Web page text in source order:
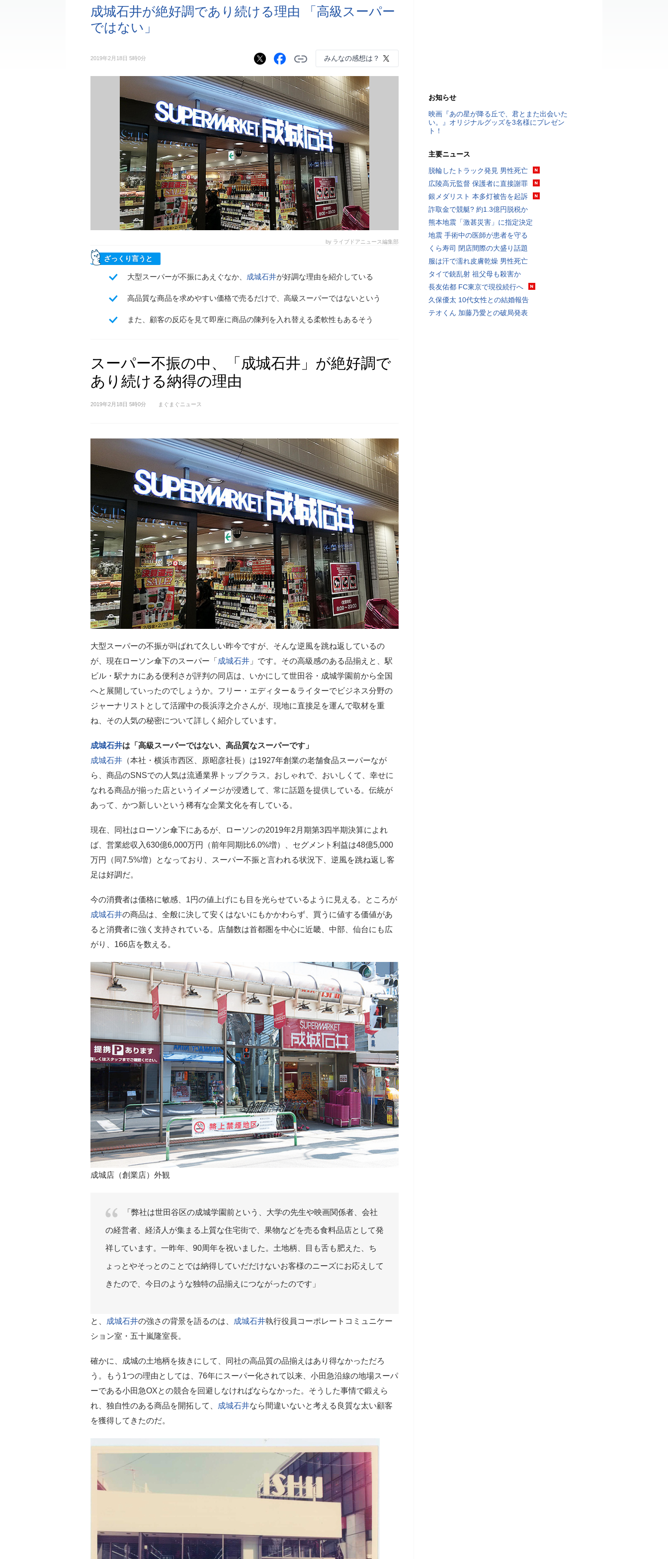
成城石井が絶好調であり続ける理由 「高級スーパー
ではない」
2019年2月18日 5時0分 みんなの感想は？
by ライブドアニュース編集部
ざっくり言うと
大型スーパーが不振にあえぐなか、 成城石井が好調な理由を紹介している
高品質な商品を求めやすい価格で売るだけで、高級スーパーではないという
また、顧客の反応を見て即座に商品の陳列を入れ替える柔軟性もあるそう
スーパー不振の中、「成城石井」が絶好調で
あり続ける納得の理由
2019年2月18日 5時0分 まぐまぐニュース
大型スーパーの不振が叫ばれて久しい昨今ですが、そんな逆風を跳ね返しているの
が、現在ローソン傘下のスーパー「 成城石井 」です。その高級感のある品揃えと、駅
ビル・駅ナカにある便利さが評判の同店は、いかにして世田谷・成城学園前から全国
へと展開していったのでしょうか。フリー・エディター＆ライターでビジネス分野の
ジャーナリストとして活躍中の長浜淳之介さんが、現地に直接足を運んで取材を重
ね、その人気の秘密について詳しく紹介しています。
成城石井は「高級スーパーではない、高品質なスーパーです」
成城石井 （本社・横浜市西区、原昭彦社長）は1927年創業の老舗食品スーパーなが
ら、商品のSNSでの人気は流通業界トップクラス。おしゃれで、おいしくて、幸せに
なれる商品が揃った店というイメージが浸透して、常に話題を提供している。伝統が
あって、かつ新しいという稀有な企業文化を有している。
現在、同社はローソン傘下にあるが、ローソンの2019年2月期第3四半期決算によれ
ば、営業総収入630億6,000万円（前年同期比6.0%増）、セグメント利益は48億5,000
万円（同7.5%増）となっており、スーパー不振と言われる状況下、逆風を跳ね返し客
足は好調だ。
今の消費者は価格に敏感、1円の値上げにも目を光らせているように見える。ところが
成城石井の商品は、全般に決して安くはないにもかかわらず、買うに値する価値があ
ると消費者に強く支持されている。店舗数は首都圏を中心に近畿、中部、仙台にも広
がり、166店を数える。
成城店（創業店）外観
「弊社は世田谷区の成城学園前という、大学の先生や映画関係者、会社
の経営者、経済人が集まる上質な住宅街で、果物などを売る食料品店として発
祥しています。一昨年、90周年を祝いました。土地柄、目も舌も肥えた、ち
ょっとやそっとのことでは納得していだだけないお客様のニーズにお応えして
きたので、今日のような独特の品揃えにつながったのです」
と、 成城石井の強さの背景を語るのは、 成城石井執行役員コーポレートコミュニケー
ション室・五十嵐隆室長。
確かに、成城の土地柄を抜きにして、同社の高品質の品揃えはあり得なかっただろ
う。もう1つの理由としては、76年にスーパー化されて以来、小田急沿線の地場スーパ
ーである小田急OXとの競合を回避しなければならなかった。そうした事情で鍛えら
れ、独自性のある商品を開拓して、
成城石井なら間違いないと考える良質な太い顧客
を獲得してきたのだ。
お知らせ
映画『あの星が降る丘で、君とまた出会いた
い。』オリジナルグッズを3名様にプレゼン
ト！
主要ニュース
脱輪したトラック発見 男性死亡
広陵高元監督 保護者に直接謝罪
銀メダリスト 本多灯被告を起訴
詐取金で競艇? 約1.3億円脱税か
熊本地震「激甚災害」に指定決定
地震 手術中の医師が患者を守る
くら寿司 閉店間際の大盛り話題
服は汗で濡れ皮膚乾燥 男性死亡
タイで銃乱射 祖父母も殺害か
長友佑都 FC東京で現役続行へ
久保優太 10代女性との結婚報告
テオくん 加藤乃愛との破局発表